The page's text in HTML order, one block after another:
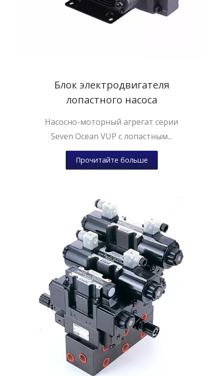
Блок электродвигателя
лопастного насоса
Насосно-моторный агрегат серии
Seven Ocean VUP с лопастным...
Прочитайте больше